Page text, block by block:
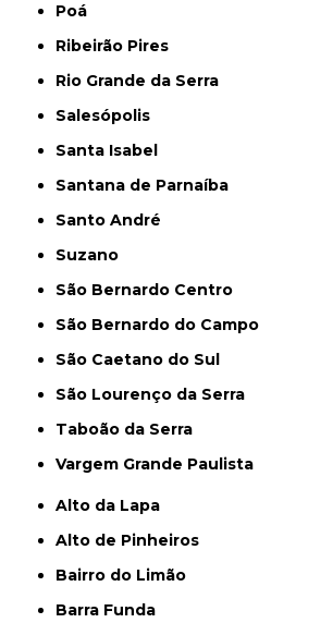
Poá
Ribeirão Pires
Rio Grande da Serra
Salesópolis
Santa Isabel
Santana de Parnaíba
Santo André
Suzano
São Bernardo Centro
São Bernardo do Campo
São Caetano do Sul
São Lourenço da Serra
Taboão da Serra
Vargem Grande Paulista
Alto da Lapa
Alto de Pinheiros
Bairro do Limão
Barra Funda